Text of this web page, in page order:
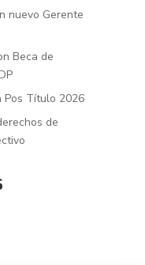
nuevo Gerente
Beca de
Pos Título 2026
de